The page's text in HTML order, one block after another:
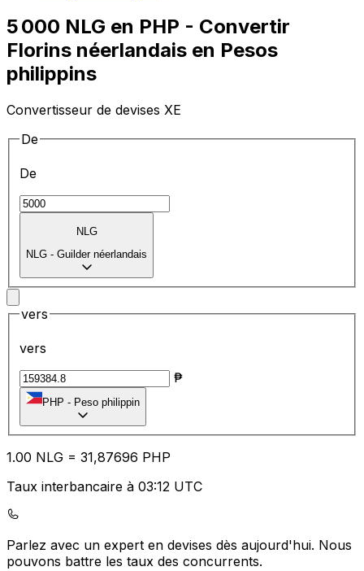
5 000 NLG en PHP - Convertir
Florins néerlandais en Pesos
philippins
Convertisseur de devises XE
De
De
NLG
NLG - Guilder néerlandais
vers
vers
₱
PHP - Peso philippin
1.00 NLG = 31,87696 PHP
Taux interbancaire à 03:12 UTC
Parlez avec un expert en devises dès aujourd'hui. Nous
pouvons battre les taux des concurrents.